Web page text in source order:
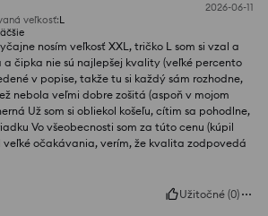
2026-06-11
veľkosť:L
nosím veľkosť XXL, tričko L som si vzal a
čipka nie sú najlepšej kvality (veľké percento
v popise, takže tu si každý sám rozhodne,
nebola veľmi dobre zošitá (aspoň v mojom
Už som si obliekol košeľu, cítim sa pohodlne,
Vo všeobecnosti som za túto cenu (kúpil
veľké očakávania, verím, že kvalita zodpovedá
Užitočné (0)